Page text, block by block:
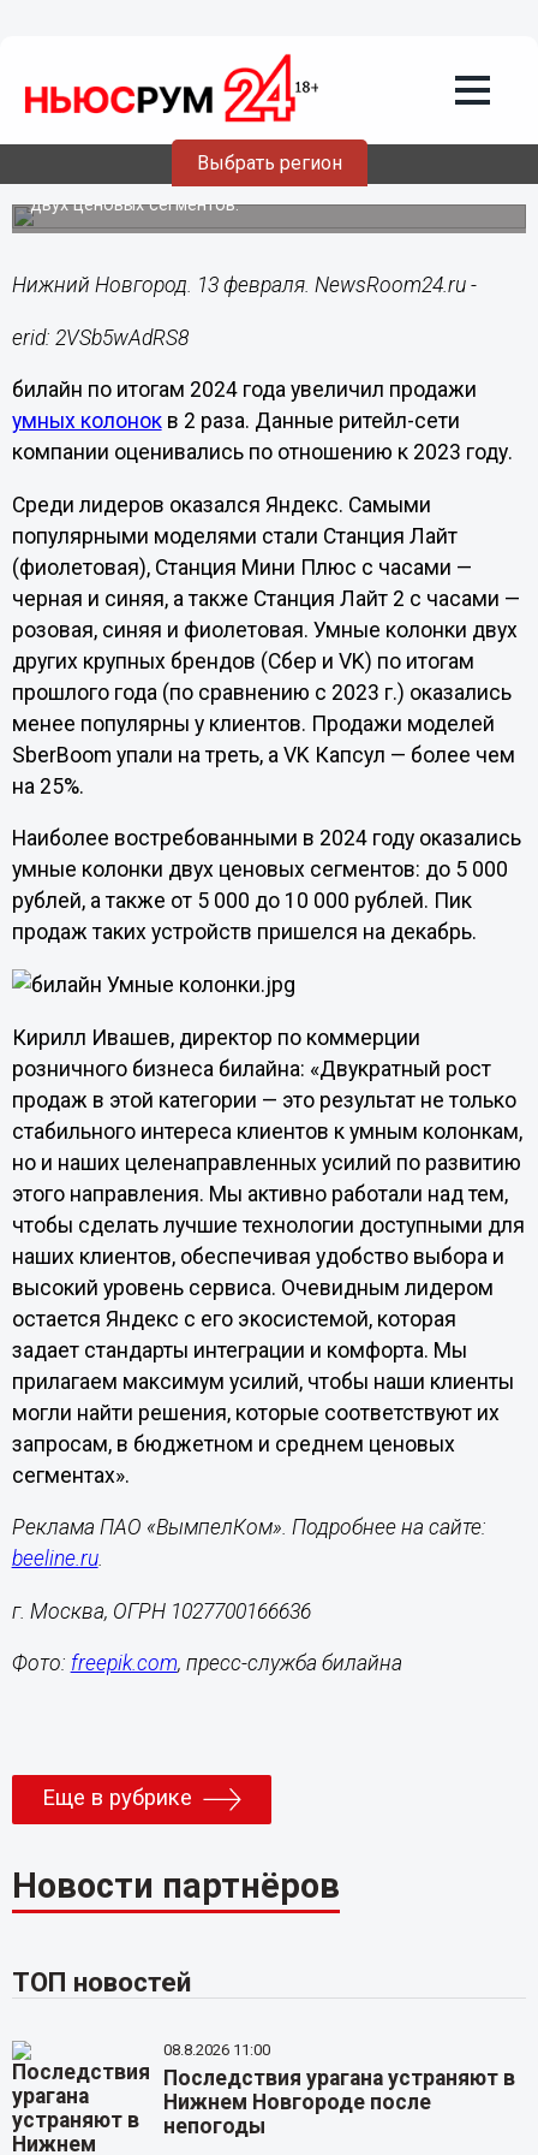
Выбрать регион
13.02.202509:15
билайн: продажи умных колонок в 2024
году взлетели в 2 раза
Наиболее востребованными оказались умные колонки
двух ценовых сегментов.
Нижний Новгород. 13 февраля. NewsRoom24.ru -
erid: 2VSb5wAdRS8
билайн по итогам 2024 года увеличил продажи
умных колонокв 2 раза. Данные ритейл-сети
компании оценивались по отношению к 2023 году.
Среди лидеров оказался Яндекс. Самыми
популярными моделями стали Станция Лайт
(фиолетовая), Станция Мини Плюс с часами —
черная и синяя, а также Станция Лайт 2 с часами —
розовая, синяя и фиолетовая. Умные колонки двух
других крупных брендов (Сбер и VK) по итогам
прошлого года (по сравнению с 2023 г.) оказались
менее популярны у клиентов. Продажи моделей
SberBoom упали на треть, а VK Капсул — более чем
на 25%.
Наиболее востребованными в 2024 году оказались
умные колонки двух ценовых сегментов: до 5 000
рублей, а также от 5 000 до 10 000 рублей. Пик
продаж таких устройств пришелся на декабрь.
Кирилл Ивашев, директор по коммерции
розничного бизнеса билайна: «Двукратный рост
продаж в этой категории — это результат не только
стабильного интереса клиентов к умным колонкам,
но и наших целенаправленных усилий по развитию
этого направления. Мы активно работали над тем,
чтобы сделать лучшие технологии доступными для
наших клиентов, обеспечивая удобство выбора и
высокий уровень сервиса. Очевидным лидером
остается Яндекс с его экосистемой, которая
задает стандарты интеграции и комфорта. Мы
прилагаем максимум усилий, чтобы наши клиенты
могли найти решения, которые соответствуют их
запросам, в бюджетном и среднем ценовых
сегментах».
Реклама ПАО «ВымпелКом». Подробнее на сайте:
beeline.ru.
г. Москва, ОГРН 1027700166636
Фото: freepik.com, пресс-служба билайна
Еще в рубрике
Новости партнёров
ТОП новостей
08.8.2026 11:00
Последствия урагана устраняют в
Нижнем Новгороде после
непогоды